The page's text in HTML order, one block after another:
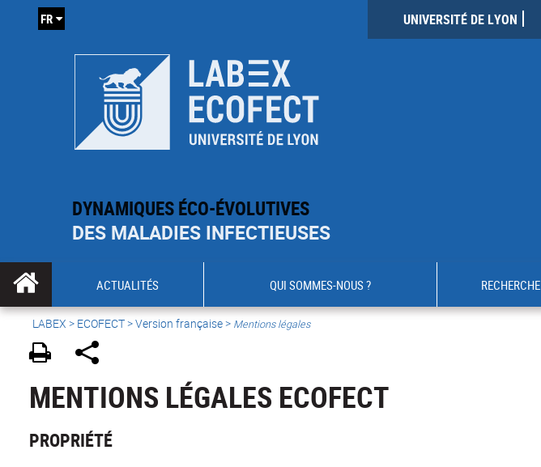
DYNAMIQUES ÉCO-ÉVOLUTIVES
DES MALADIES INFECTIEUSES
UNIVERSITÉ DE LYON
FR
ACTUALITÉS QUI SOMMES-NOUS ? RECHERCHE
LABEX > ECOFECT>Version française> Mentions légales
MENTIONS LÉGALES ECOFECT
PROPRIÉTÉ